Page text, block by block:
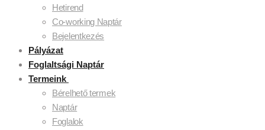
Hetirend
Co-working Naptár
Bejelentkezés
Pályázat
Foglaltsági Naptár
Termeink
Bérelhető termek
Naptár
Foglalok